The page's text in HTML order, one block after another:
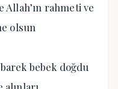
rahmeti ve
olsun
bebek doğdu